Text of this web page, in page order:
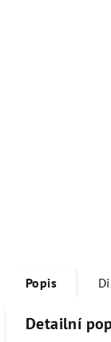
Popis
Detailní